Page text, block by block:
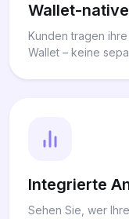
Wallet-
Kunden tragen
Wallet – keine
Integrierte
Sehen Sie, wer